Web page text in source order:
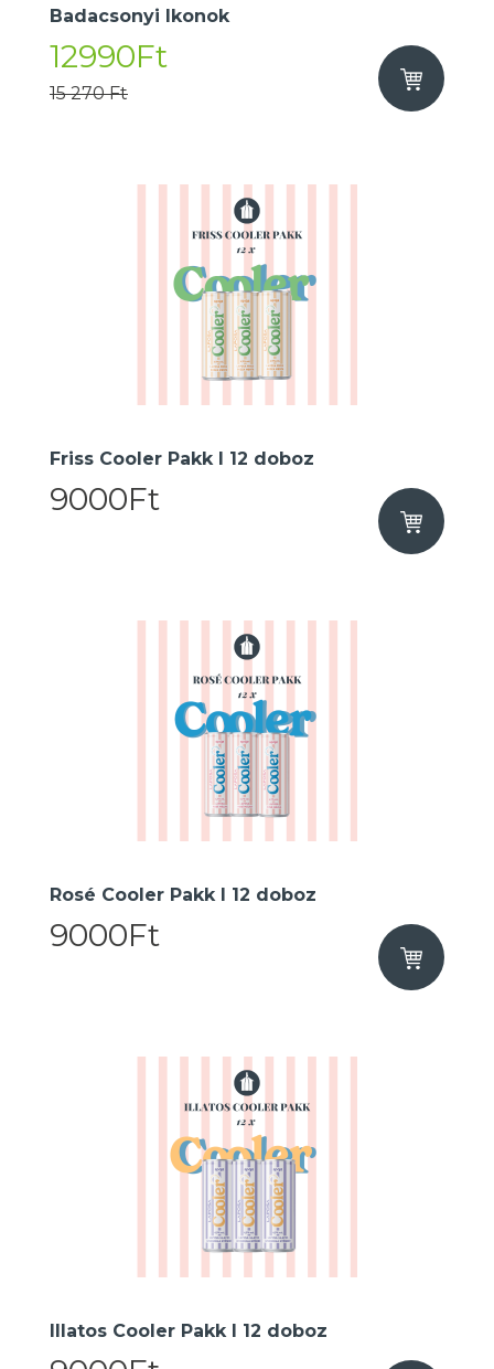
Badacsonyi Ikonok
12990Ft
15 270 Ft
Friss Cooler Pakk I 12 doboz
9000Ft
Rosé Cooler Pakk I 12 doboz
9000Ft
Illatos Cooler Pakk I 12 doboz